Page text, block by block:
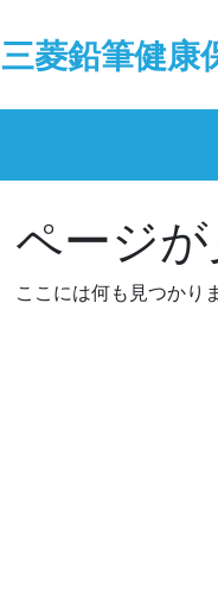
三菱鉛筆健康
ページが
ここには何も見つかり